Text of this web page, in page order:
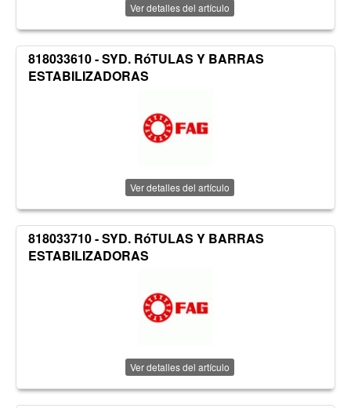
Ver detalles del artículo
818033610 - SYD. RóTULAS Y BARRAS
ESTABILIZADORAS
Ver detalles del artículo
818033710 - SYD. RóTULAS Y BARRAS
ESTABILIZADORAS
Ver detalles del artículo